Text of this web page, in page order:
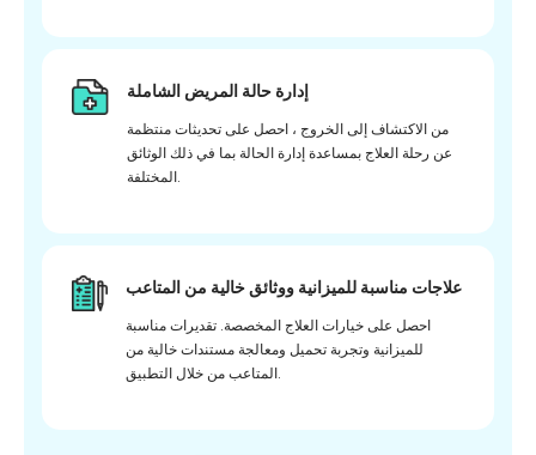
إدارة حالة المريض الشاملة
من الاكتشاف إلى الخروج ، احصل على تحديثات منتظمة
عن رحلة العلاج بمساعدة إدارة الحالة بما في ذلك الوثائق
المختلفة.
علاجات مناسبة للميزانية ووثائق خالية من المتاعب
احصل على خيارات العلاج المخصصة. تقديرات مناسبة
للميزانية وتجربة تحميل ومعالجة مستندات خالية من
المتاعب من خلال التطبيق.